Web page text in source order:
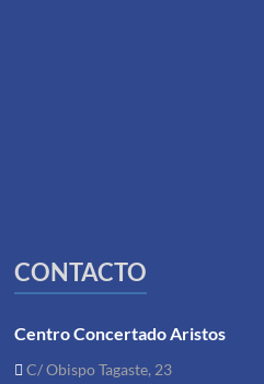
CONTACTO
Centro Concertado Aristos
C/ Obispo Tagaste, 23